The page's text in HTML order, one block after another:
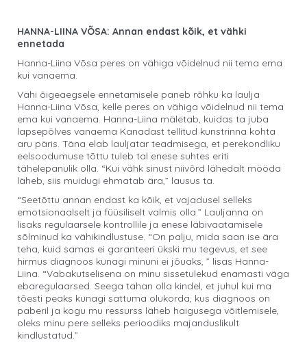
HANNA-LIINA VÕSA: Annan endast kõik, et vähki
ennetada
Hanna-Liina Võsa peres on vähiga võidelnud nii tema ema
kui vanaema.
Vähi õigeaegsele ennetamisele paneb rõhku ka laulja
Hanna-Liina Võsa, kelle peres on vähiga võidelnud nii tema
ema kui vanaema. Hanna-Liina mäletab, kuidas ta juba
lapsepõlves vanaema Kanadast tellitud kunstrinna kohta
aru päris. Täna elab lauljatar teadmisega, et perekondliku
eelsoodumuse tõttu tuleb tal enese suhtes eriti
tähelepanulik olla. “Kui vähk sinust niivõrd lähedalt mööda
läheb, siis muidugi ehmatab ära,” lausus ta.
“Seetõttu annan endast ka kõik, et vajadusel selleks
emotsionaalselt ja füüsiliselt valmis olla.” Lauljanna on
lisaks regulaarsele kontrollile ja enese läbivaatamisele
sõlminud ka vähikindlustuse. “On palju, mida saan ise ära
teha, kuid samas ei garanteeri ükski mu tegevus, et see
hirmus diagnoos kunagi minuni ei jõuaks, ” lisas Hanna-
Liina. “Vabakutselisena on minu sissetulekud enamasti väga
ebaregulaarsed. Seega tahan olla kindel, et juhul kui ma
tõesti peaks kunagi sattuma olukorda, kus diagnoos on
paberil ja kogu mu ressurss läheb haigusega võitlemisele,
oleks minu pere selleks perioodiks majanduslikult
kindlustatud.”